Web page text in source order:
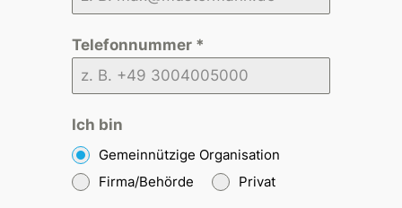
Telefonnummer *
Ich bin
Gemeinnützige Organisation
Firma/Behörde
Privat